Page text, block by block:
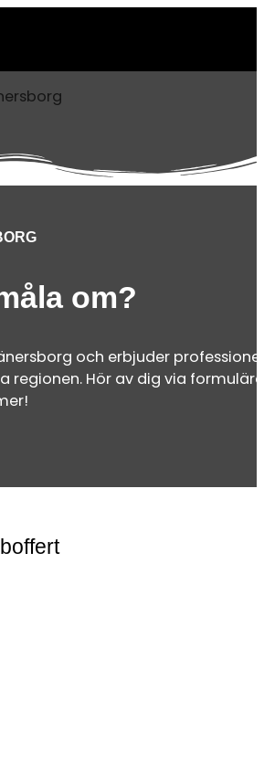
om?
och erbjuder
regionen. Hör av dig via